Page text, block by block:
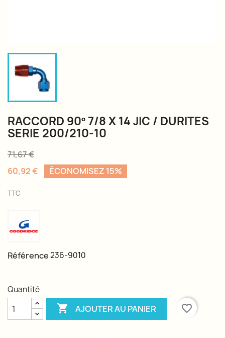
RACCORD 90º 7/8 X 14 JIC / DURITES
SERIE 200/210-10
71,67 €
60,92 €
ÉCONOMISEZ 15%
TTC
Référence236-9010
Quantité
 AJOUTER AU PANIER favorite_border